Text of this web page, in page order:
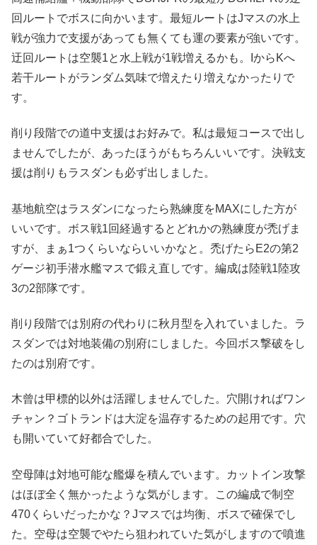
回ルートでボスに向かいます。最短ルートはJマスの水上
戦が強力で支援があっても無くても運の要素が強いです。
迂回ルートは空襲1と水上戦が1戦増えるかも。IからKへ
若干ルートがランダム気味で増えたり増えなかったりで
す。
削り段階での道中支援はお好みで。私は最短コースで出し
ませんでしたが、あったほうがもちろんいいです。決戦支
援は削りもラスダンも必ず出しました。
基地航空はラスダンになったら熟練度をMAXにした方が
いいです。ボス戦1回経過するとどれかの熟練度が禿げま
すが、まぁ1つくらいならいいかなと。禿げたらE2の第2
ゲージ初手潜水艦マスで鍛え直しです。編成は陸戦1陸攻
3の2部隊です。
削り段階では別府の代わりに秋月型を入れていました。ラ
スダンでは対地装備の別府にしました。今回ボス撃破をし
たのは別府です。
木曾は甲標的以外は活躍しませんでした。穴開ければワン
チャン？ゴトランドは大淀を温存するための起用です。穴
も開いていて好都合でした。
空母陣は対地可能な艦爆を積んでいます。カットイン攻撃
はほぼ全く無かったような気がします。この編成で制空
470くらいだったかな？Jマスでは均衡、ボスで確保でし
た。空母は空襲でやたら狙われていた気がしますので噴進